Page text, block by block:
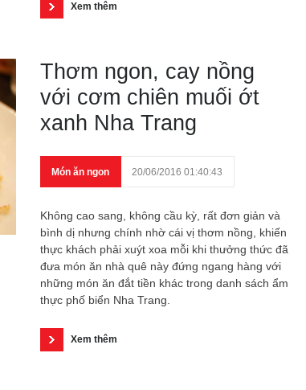
Xem thêm
Thơm ngon, cay nồng
với cơm chiên muối ớt
xanh Nha Trang
Món ăn ngon 20/06/2016 01:40:43
Không cao sang, không cầu kỳ, rất đơn giản và
bình dị nhưng chính nhờ cái vị thơm nồng, khiến
thực khách phải xuýt xoa mỗi khi thưởng thức đã
đưa món ăn nhà quê này đứng ngang hàng với
những món ăn đắt tiền khác trong danh sách ẩm
thực phố biển Nha Trang.
Xem thêm